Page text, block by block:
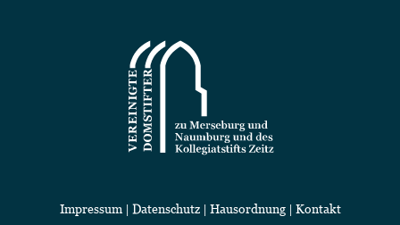
Impressum| Datenschutz | Hausordnung| Kontakt